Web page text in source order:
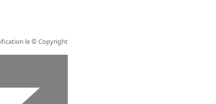
le© Copyright